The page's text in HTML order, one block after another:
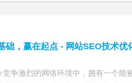
础，赢在起点 - 网站SEO技术优
竞争激烈的网络环境中，拥有一个能